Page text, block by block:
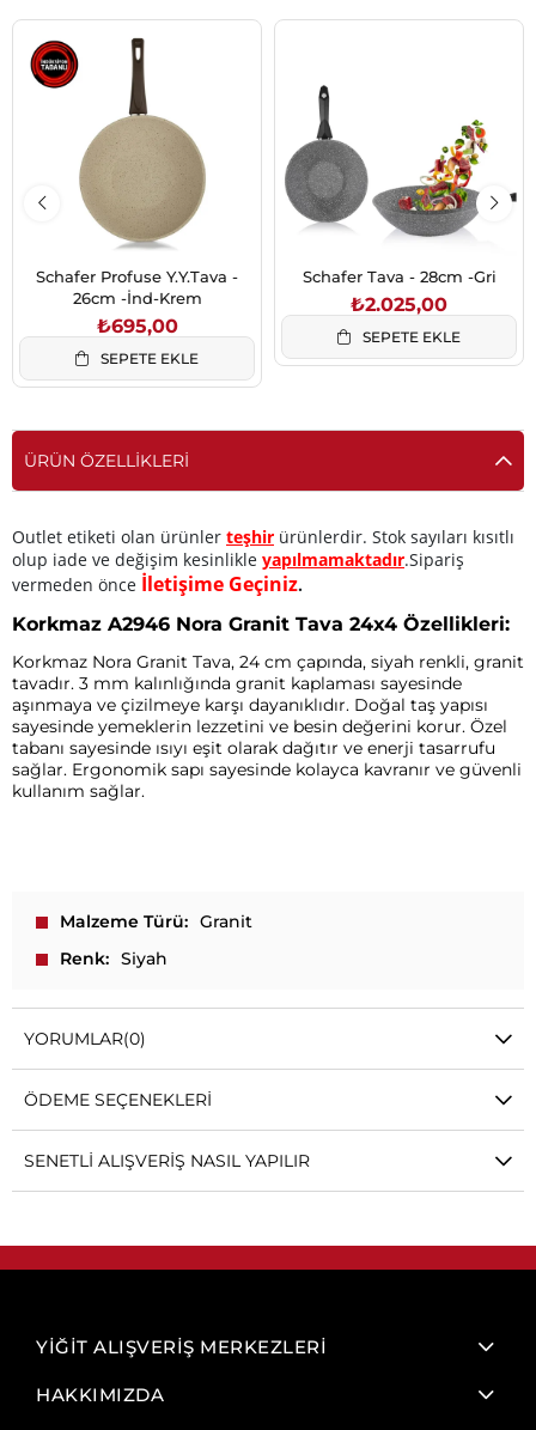
Schafer Profuse Y.Y.Tava -
26cm -İnd-Krem
₺695,00
SEPETE EKLE
Schafer Tava - 28cm -Gri
₺2.025,00
SEPETE EKLE
ÜRÜN ÖZELLIKLERI
Outlet etiketi olan ürünler teşhir ürünlerdir. Stok sayıları kısıtlı
olup iade ve değişim kesinlikle yapılmamaktadır.Sipariş
vermeden önce İletişime Geçiniz.
Korkmaz A2946 Nora Granit Tava 24x4 Özellikleri:
Korkmaz Nora Granit Tava, 24 cm çapında, siyah renkli, granit
tavadır. 3 mm kalınlığında granit kaplaması sayesinde
aşınmaya ve çizilmeye karşı dayanıklıdır. Doğal taş yapısı
sayesinde yemeklerin lezzetini ve besin değerini korur. Özel
tabanı sayesinde ısıyı eşit olarak dağıtır ve enerji tasarrufu
sağlar. Ergonomik sapı sayesinde kolayca kavranır ve güvenli
kullanım sağlar.
Malzeme Türü
Granit
Renk
Siyah
YORUMLAR(0)
ÖDEME SEÇENEKLERI
SENETLI ALIŞVERIŞ NASIL YAPILIR
YİĞİT ALIŞVERİŞ MERKEZLERİ
HAKKIMIZDA